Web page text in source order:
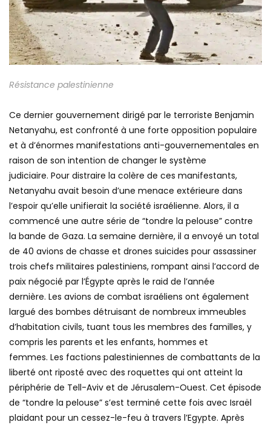
Résistance palestinienne
Ce dernier gouvernement dirigé par le terroriste Benjamin
Netanyahu, est confronté à une forte opposition populaire
et à d’énormes manifestations anti-gouvernementales en
raison de son intention de changer le système
judiciaire. Pour distraire la colère de ces manifestants,
Netanyahu avait besoin d’une menace extérieure dans
l’espoir qu’elle unifierait la société israélienne. Alors, il a
commencé une autre série de “tondre la pelouse” contre
la bande de Gaza. La semaine dernière, il a envoyé un total
de 40 avions de chasse et drones suicides pour assassiner
trois chefs militaires palestiniens, rompant ainsi l’accord de
paix négocié par l’Égypte après le raid de l’année
dernière. Les avions de combat israéliens ont également
largué des bombes détruisant de nombreux immeubles
d’habitation civils, tuant tous les membres des familles, y
compris les parents et les enfants, hommes et
femmes. Les factions palestiniennes de combattants de la
liberté ont riposté avec des roquettes qui ont atteint la
périphérie de Tell-Aviv et de Jérusalem-Ouest. Cet épisode
de “tondre la pelouse” s’est terminé cette fois avec Israël
plaidant pour un cessez-le-feu à travers l’Egypte. Après